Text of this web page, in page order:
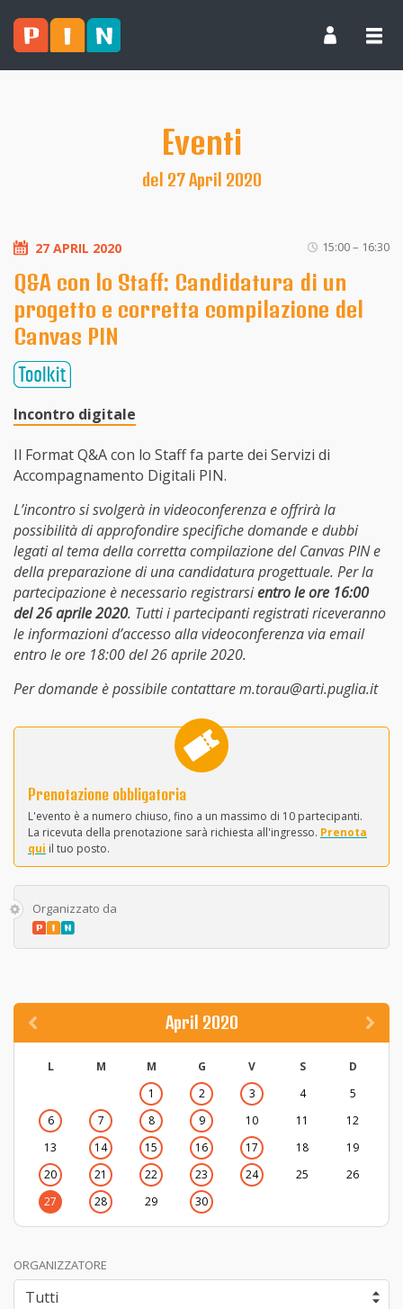
Eventi
del 27 April 2020
27 APRIL 2020 15:00 – 16:30
Q&A con lo Staff: Candidatura di un
progetto e corretta compilazione del
Canvas PIN
Incontro digitale
Il Format Q&A con lo Staff fa parte dei Servizi di
Accompagnamento Digitali PIN.
L’incontro si svolgerà in videoconferenza e offrirà la
possibilità di approfondire specifiche domande e dubbi
legati al tema della corretta compilazione del Canvas PIN e
della preparazione di una candidatura progettuale. Per la
partecipazione è necessario registrarsientro le ore 16:00
del 26 aprile 2020. Tutti i partecipanti registrati riceveranno
le informazioni d’accesso alla videoconferenza via email
entro le ore 18:00 del 26 aprile 2020.
Per domande è possibile contattare m.torau@arti.puglia.it
Prenotazione obbligatoria
L'evento è a numero chiuso, fino a un massimo di 10 partecipanti.
La ricevuta della prenotazione sarà richiesta all'ingresso. Prenota
qui il tuo posto.
Organizzato da
April 2020
L M M G V S
D
1
2 3 4
5
6
7 8 9 10 11
12
13
14 15 16 17 18
19
20
21 22 23 24 25
26
27
28 29 30
ORGANIZZATORE